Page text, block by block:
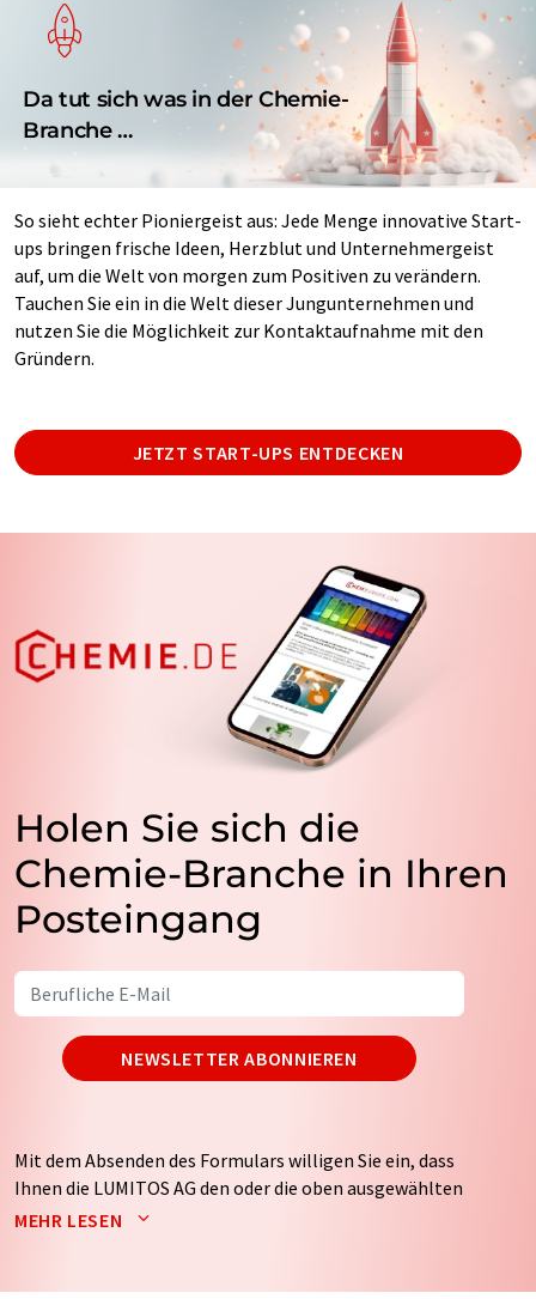
Da tut sich was in der Chemie-
Branche …
So sieht echter Pioniergeist aus: Jede Menge innovative Start-
ups bringen frische Ideen, Herzblut und Unternehmergeist
auf, um die Welt von morgen zum Positiven zu verändern.
Tauchen Sie ein in die Welt dieser Jungunternehmen und
nutzen Sie die Möglichkeit zur Kontaktaufnahme mit den
Gründern.
JETZT START-UPS ENTDECKEN
Holen Sie sich die
Chemie-Branche in Ihren
Posteingang
NEWSLETTER ABONNIEREN
Mit dem Absenden des Formulars willigen Sie ein, dass
Ihnen die LUMITOS AG den oder die oben ausgewählten
Newsletter per E-Mail zusendet. Ihre Daten werden
MEHR LESEN